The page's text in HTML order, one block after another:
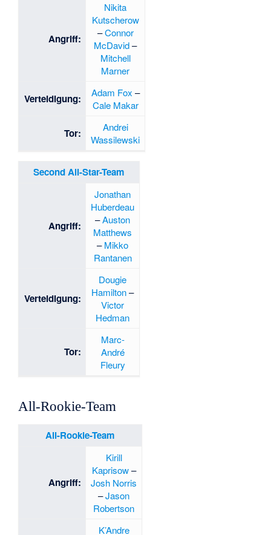
Angriff:
Nikita
Kutscherow
–Connor
McDavid–
Mitchell
Marner
Verteidigung: Adam Fox –
Cale Makar
Tor:
Andrei
Wassilewski
Second All-Star-Team
Angriff:
Jonathan
Huberdeau
–Auston
Matthews
–Mikko
Rantanen
Verteidigung:
Dougie
Hamilton–
Victor
Hedman
Tor:
Marc-
André
Fleury
All-Rookie-Team
All-Rookie-Team
Angriff:
Kirill
Kaprisow–
Josh Norris
–Jason
Robertson
K’Andre